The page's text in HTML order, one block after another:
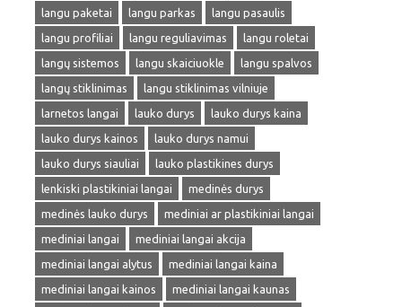
langu paketai
langu parkas
langu pasaulis
langu profiliai
langu reguliavimas
langu roletai
langų sistemos
langu skaiciuokle
langu spalvos
langų stiklinimas
langu stiklinimas vilniuje
larnetos langai
lauko durys
lauko durys kaina
lauko durys kainos
lauko durys namui
lauko durys siauliai
lauko plastikines durys
lenkiski plastikiniai langai
medinės durys
medinės lauko durys
mediniai ar plastikiniai langai
mediniai langai
mediniai langai akcija
mediniai langai alytus
mediniai langai kaina
mediniai langai kainos
mediniai langai kaunas